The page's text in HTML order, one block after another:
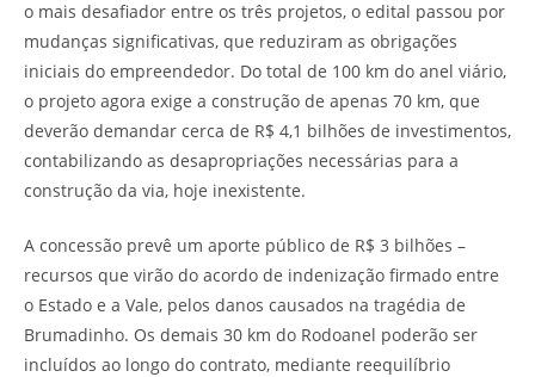
o mais desafiador entre os três projetos, o edital passou por
mudanças significativas, que reduziram as obrigações
iniciais do empreendedor. Do total de 100 km do anel viário,
o projeto agora exige a construção de apenas 70 km, que
deverão demandar cerca de R$ 4,1 bilhões de investimentos,
contabilizando as desapropriações necessárias para a
construção da via, hoje inexistente.
A concessão prevê um aporte público de R$ 3 bilhões –
recursos que virão do acordo de indenização firmado entre
o Estado e a Vale, pelos danos causados na tragédia de
Brumadinho. Os demais 30 km do Rodoanel poderão ser
incluídos ao longo do contrato, mediante reequilíbrio